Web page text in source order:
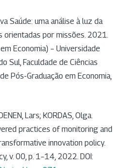
Saúde: uma análise à luz da
por missões. 2021.
Economia) – Universidade
Sul, Faculdade de Ciências
Pós-Graduação em Economia,
Lars; KORDAS, Olga.
practices of monitoring and
innovation policy.
v. 00, p. 1–14, 2022. DOI: